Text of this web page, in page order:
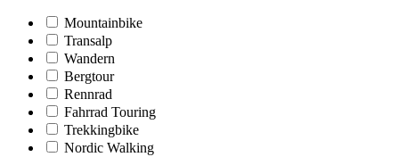
Mountainbike
Transalp
Wandern
Bergtour
Rennrad
Fahrrad Touring
Trekkingbike
Nordic Walking